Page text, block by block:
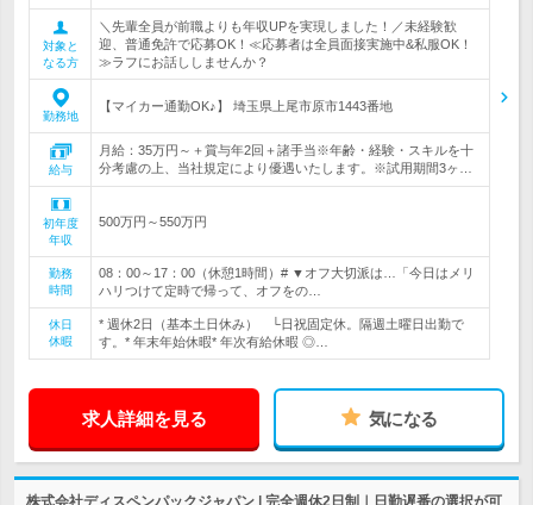
対象と
なる方
＼先輩全員が前職よりも年収UPを実現しました！／未経験歓
迎、普通免許で応募OK！≪応募者は全員面接実施中&私服OK！
≫ラフにお話ししませんか？
勤務地
【マイカー通勤OK♪】 埼玉県上尾市原市1443番地
給与
月給：35万円～＋賞与年2回＋諸手当※年齢・経験・スキルを十
分考慮の上、当社規定により優遇いたします。※試用期間3ヶ…
初年度
年収
500万円～550万円
勤務
時間
08：00～17：00（休憩1時間）# ▼オフ大切派は…「今日はメリ
ハリつけて定時で帰って、オフをの…
休日
休暇
* 週休2日（基本土日休み） └日祝固定休。隔週土曜日出勤で
す。* 年末年始休暇* 年次有給休暇 ◎…
求人詳細を見る 気になる
株式会社ディスペンパックジャパン | 完全週休2日制｜日勤遅番の選択が可